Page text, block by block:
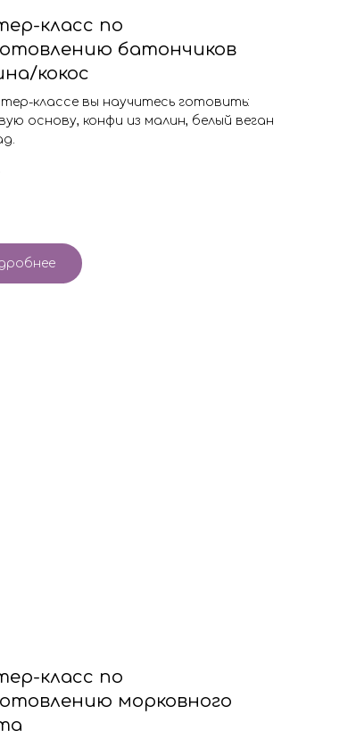
класс по
батончиков
кокос
классе вы научитесь готовить:
основу, конфи из малин, белый веган
класс по
морковного